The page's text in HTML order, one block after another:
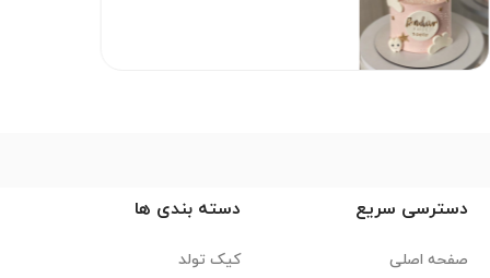
دسترسی سریع
صفحه اصلی
دسته بندی ها
کیک تولد